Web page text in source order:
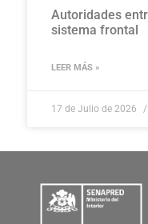
Autoridades
sistema frontal
LEER MÁS »
17 de Julio de 2026